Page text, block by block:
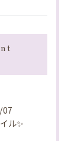
07
ル✨️